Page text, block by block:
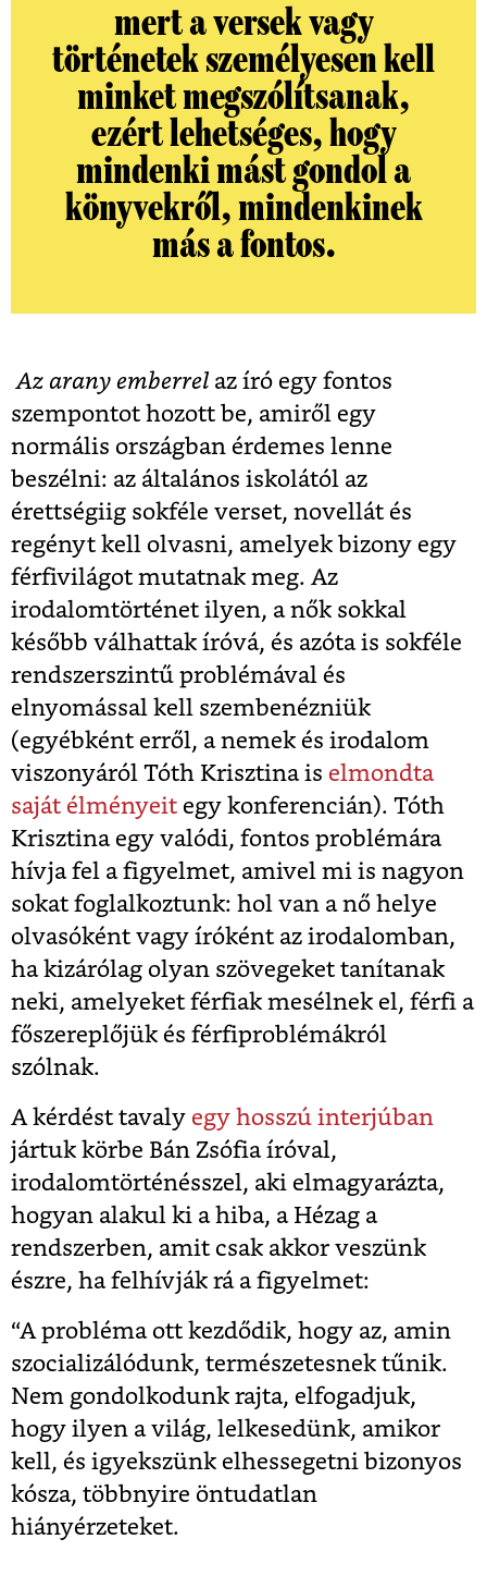
mert a versek vagy
történetek személyesen kell
minket megszólítsanak,
ezért lehetséges, hogy
mindenki mást gondol a
könyvekről, mindenkinek
más a fontos.
Az arany emberrel az író egy fontos
szempontot hozott be, amiről egy
normális országban érdemes lenne
beszélni: az általános iskolától az
érettségiig sokféle verset, novellát és
regényt kell olvasni, amelyek bizony egy
férfivilágot mutatnak meg. Az
irodalomtörténet ilyen, a nők sokkal
később válhattak íróvá, és azóta is sokféle
rendszerszintű problémával és
elnyomással kell szembenézniük
(egyébként erről, a nemek és irodalom
viszonyáról Tóth Krisztina is elmondta
saját élményeit egy konferencián). Tóth
Krisztina egy valódi, fontos problémára
hívja fel a figyelmet, amivel mi is nagyon
sokat foglalkoztunk: hol van a nő helye
olvasóként vagy íróként az irodalomban,
ha kizárólag olyan szövegeket tanítanak
neki, amelyeket férfiak mesélnek el, férfi a
főszereplőjük és férfiproblémákról
szólnak.
A kérdést tavaly egy hosszú interjúban
jártuk körbe Bán Zsófia íróval,
irodalomtörténésszel, aki elmagyarázta,
hogyan alakul ki a hiba, a Hézag a
rendszerben, amit csak akkor veszünk
észre, ha felhívják rá a figyelmet:
“A probléma ott kezdődik, hogy az, amin
szocializálódunk, természetesnek tűnik.
Nem gondolkodunk rajta, elfogadjuk,
hogy ilyen a világ, lelkesedünk, amikor
kell, és igyekszünk elhessegetni bizonyos
kósza, többnyire öntudatlan
hiányérzeteket.